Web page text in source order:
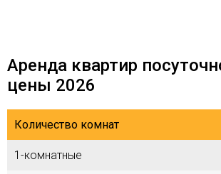
Аренда квартир
цены 2026
Количество комнат
1-комнатные